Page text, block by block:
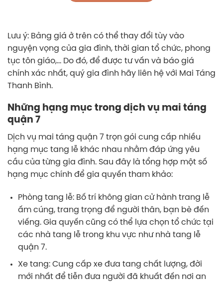
Lưu ý: Bảng giá ở trên có thể thay đổi tùy vào
nguyện vọng của gia đình, thời gian tổ chức, phong
tục tôn giáo,… Do đó, để được tư vấn và báo giá
chính xác nhất, quý gia đình hãy liên hệ với Mai Táng
Thanh Bình.
Những hạng mục trong dịch vụ mai táng
quận 7
Dịch vụ mai táng quận 7 trọn gói cung cấp nhiều
hạng mục tang lễ khác nhau nhằm đáp ứng yêu
cầu của từng gia đình. Sau đây là tổng hợp một số
hạng mục chính để gia quyến tham khảo:
Phòng tang lễ: Bố trí không gian cử hành trang lễ
ấm cúng, trang trọng để người thân, bạn bè đến
viếng. Gia quyến cũng có thể lựa chọn tổ chức tại
các nhà tang lễ trong khu vực như nhà tang lễ
quận 7.
Xe tang: Cung cấp xe đưa tang chất lượng, đời
mới nhất để tiễn đưa người đã khuất đến nơi an